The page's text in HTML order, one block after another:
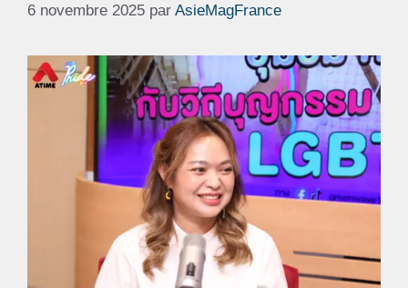
6 novembre 2025 par AsieMagFrance